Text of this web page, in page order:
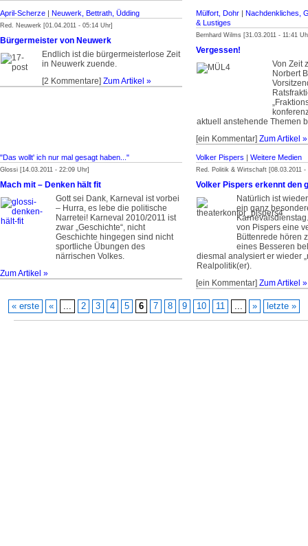
April-Scherze | Neuwerk, Bettrath, Üdding
Red. Neuwerk [01.04.2011 - 05:14 Uhr]
Bürgermeister von Neuwerk
Endlich ist die bürgermeisterlose Zeit
in Neuwerk zuende.
[2 Kommentare] Zum Artikel »
Mülfort, Dohr | Nachdenkliches,
& Lustiges
Bernhard Wilms [31.03.2011 - 11:41
Vergessen!
Von Zeit
Norbert
aktuell anstehende Themen
[ein Kommentar] Zum Artikel »
"Das wollt' ich nur mal gesagt haben..."
Glossi [14.03.2011 - 22:09 Uhr]
Mach mit – Denken hält fit
Gott sei Dank, Karneval ist vorbei
– Hurra, es lebe die politische
Narretei! Karneval 2010/2011 ist
zwar „Geschichte“, nicht
Geschichte hingegen sind nicht
sportliche Übungen des
närrischen Volkes.
Zum Artikel »
Volker Pispers | Weitere Medien
Red. Politik & Wirtschaft [08.03.2011 -
Volker Pispers erkennt den
Natürlich ist
ein ganz
von Pispers eine
Büttenrede hören
eines Besseren
diesmal analysiert er wieder
Realpolitik(er).
[ein Kommentar] Zum Artikel »
« erste « ... 2 3 4 5 6 7 8 9 10 11 ... » letzte »